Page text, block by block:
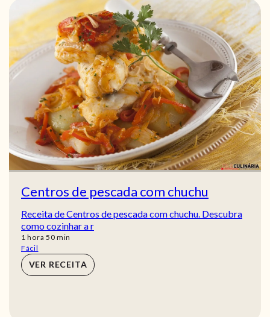
Centros de pescada com chuchu
Receita de Centros de pescada com chuchu. Descubra
como cozinhar a r
1 hora
hora 50min
min
Fácil
VER RECEITA